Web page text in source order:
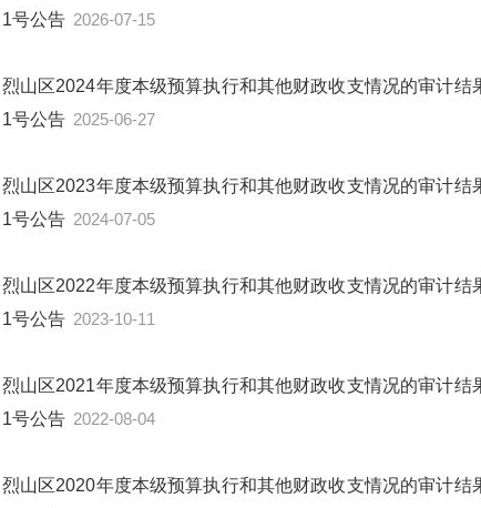
1号公告 2026-07-15
烈山区2024年度本级预算执行和其他财政收支情况的审计
1号公告 2025-06-27
烈山区2023年度本级预算执行和其他财政收支情况的审计
1号公告 2024-07-05
烈山区2022年度本级预算执行和其他财政收支情况的审计
1号公告 2023-10-11
烈山区2021年度本级预算执行和其他财政收支情况的审计
1号公告 2022-08-04
烈山区2020年度本级预算执行和其他财政收支情况的审计